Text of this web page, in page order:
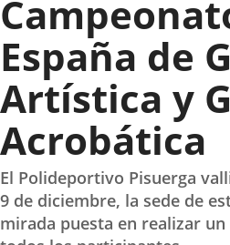
España de
Artística y
Acrobática
El Polideportivo Pisuerga
9 de diciembre, la sede de
mirada puesta en realizar